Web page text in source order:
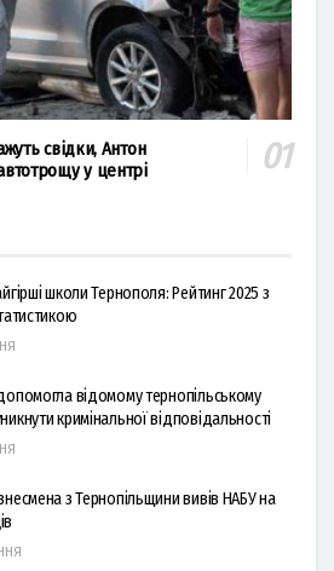
свідки, Антон
у центрі
школи Тернополя: Рейтинг 2025 з
відомому тернопільському
кримінальної відповідальності
з Тернопільщини вивів НАБУ на